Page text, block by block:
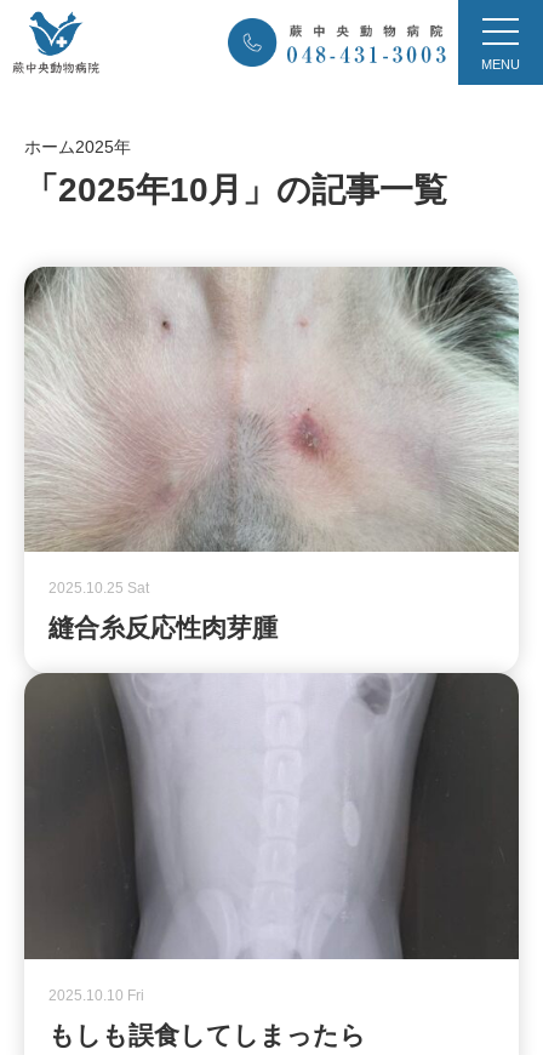
ホーム2025年
「2025年10月」の記事一覧
2025.10.25 Sat
縫合糸反応性肉芽腫
2025.10.10 Fri
もしも誤食してしまったら